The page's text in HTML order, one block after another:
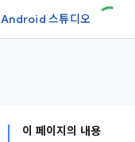
Android 스튜디오
이 페이지의 내용